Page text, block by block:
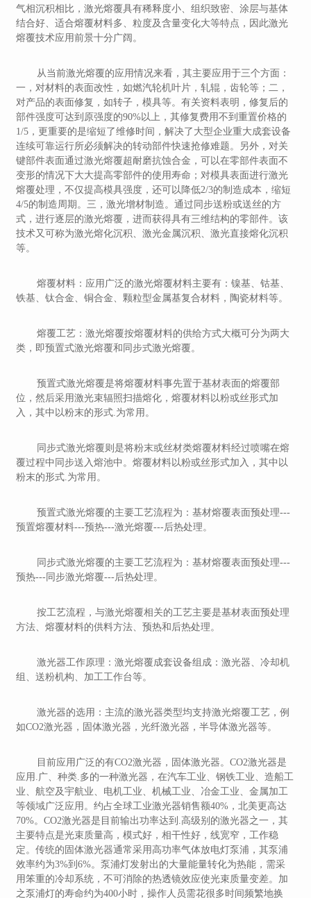
气相沉积相比，激光熔覆具有稀释度小、组织致密、涂层与基体
结合好、适合熔覆材料多、粒度及含量变化大等特点，因此激光
熔覆技术应用前景十分广阔。
从当前激光熔覆的应用情况来看，其主要应用于三个方面：
一，对材料的表面改性，如燃汽轮机叶片，轧辊，齿轮等；二，
对产品的表面修复，如转子，模具等。有关资料表明，修复后的
部件强度可达到原强度的90%以上，其修复费用不到重置价格的
1/5，更重要的是缩短了维修时间，解决了大型企业重大成套设备
连续可靠运行所必须解决的转动部件快速抢修难题。另外，对关
键部件表面通过激光熔覆超耐磨抗蚀合金，可以在零部件表面不
变形的情况下大大提高零部件的使用寿命；对模具表面进行激光
熔覆处理，不仅提高模具强度，还可以降低2/3的制造成本，缩短
4/5的制造周期。三，激光增材制造。通过同步送粉或送丝的方
式，进行逐层的激光熔覆，进而获得具有三维结构的零部件。该
技术又可称为激光熔化沉积、激光金属沉积、激光直接熔化沉积
等。
熔覆材料：应用广泛的激光熔覆材料主要有：镍基、钴基、
铁基、钛合金、铜合金、颗粒型金属基复合材料，陶瓷材料等。
熔覆工艺：激光熔覆按熔覆材料的供给方式大概可分为两大
类，即预置式激光熔覆和同步式激光熔覆。
预置式激光熔覆是将熔覆材料事先置于基材表面的熔覆部
位，然后采用激光束辐照扫描熔化，熔覆材料以粉或丝形式加
入，其中以粉末的形式.为常用。
同步式激光熔覆则是将粉末或丝材类熔覆材料经过喷嘴在熔
覆过程中同步送入熔池中。熔覆材料以粉或丝形式加入，其中以
粉末的形式.为常用。
预置式激光熔覆的主要工艺流程为：基材熔覆表面预处理---
预置熔覆材料---预热---激光熔覆---后热处理。
同步式激光熔覆的主要工艺流程为：基材熔覆表面预处理---
预热---同步激光熔覆---后热处理。
按工艺流程，与激光熔覆相关的工艺主要是基材表面预处理
方法、熔覆材料的供料方法、预热和后热处理。
激光器工作原理：激光熔覆成套设备组成：激光器、冷却机
组、送粉机构、加工工作台等。
激光器的选用：主流的激光器类型均支持激光熔覆工艺，例
如CO2激光器，固体激光器，光纤激光器，半导体激光器等。
目前应用广泛的有CO2激光器，固体激光器。CO2激光器是
应用.广、种类.多的一种激光器，在汽车工业、钢铁工业、造船工
业、航空及宇航业、电机工业、机械工业、冶金工业、金属加工
等领域广泛应用。约占全球工业激光器销售额40%，北美更高达
70%。CO2激光器是目前输出功率达到.高级别的激光器之一，其
主要特点是光束质量高，模式好，相干性好，线宽窄，工作稳
定。传统的固体激光器通常采用高功率气体放电灯泵浦，其泵浦
效率约为3%到6%。泵浦灯发射出的大量能量转化为热能，需采
用笨重的冷却系统，不可消除的热透镜效应使光束质量变差。加
之泵浦灯的寿命约为400小时，操作人员需花很多时间频繁地换